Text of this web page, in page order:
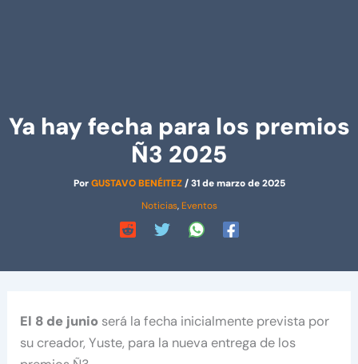
Ya hay fecha para los premios
Ñ3 2025
PorGUSTAVO BENÉITEZ/31 de marzo de 2025
Noticias, Eventos
El 8 de junio será la fecha inicialmente prevista por
su creador, Yuste, para la nueva entrega de los